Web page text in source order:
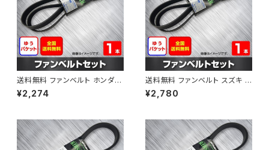
送料無料 ファンベルト ホンダ フ
ィット 型式GE6 H19.10～H25.
09 （国内トップメーカー） 1本 H
¥2,274
送料無料 ファンベルト スズキ ス
ペーシア 型式MK32S H25.03
～H30.02 （国内トップメーカ
¥2,780